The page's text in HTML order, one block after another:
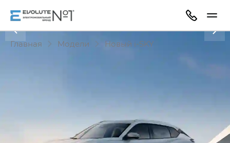
Главная Модели Новый i‑SKY